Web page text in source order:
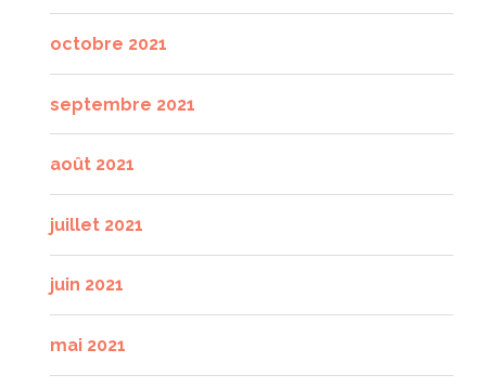
octobre 2021
septembre 2021
août 2021
juillet 2021
juin 2021
mai 2021